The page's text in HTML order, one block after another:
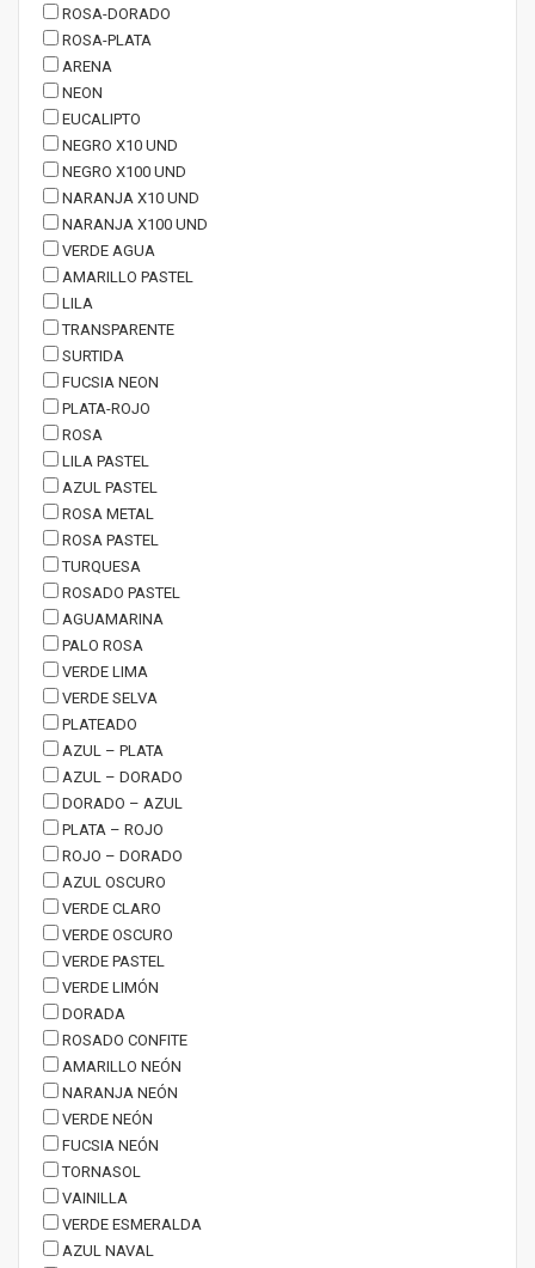
ROSA-DORADO
ROSA-PLATA
ARENA
NEON
EUCALIPTO
NEGRO X10 UND
NEGRO X100 UND
NARANJA X10 UND
NARANJA X100 UND
VERDE AGUA
AMARILLO PASTEL
LILA
TRANSPARENTE
SURTIDA
FUCSIA NEON
PLATA-ROJO
ROSA
LILA PASTEL
AZUL PASTEL
ROSA METAL
ROSA PASTEL
TURQUESA
ROSADO PASTEL
AGUAMARINA
PALO ROSA
VERDE LIMA
VERDE SELVA
PLATEADO
AZUL – PLATA
AZUL – DORADO
DORADO – AZUL
PLATA – ROJO
ROJO – DORADO
AZUL OSCURO
VERDE CLARO
VERDE OSCURO
VERDE PASTEL
VERDE LIMÓN
DORADA
ROSADO CONFITE
AMARILLO NEÓN
NARANJA NEÓN
VERDE NEÓN
FUCSIA NEÓN
TORNASOL
VAINILLA
VERDE ESMERALDA
AZUL NAVAL